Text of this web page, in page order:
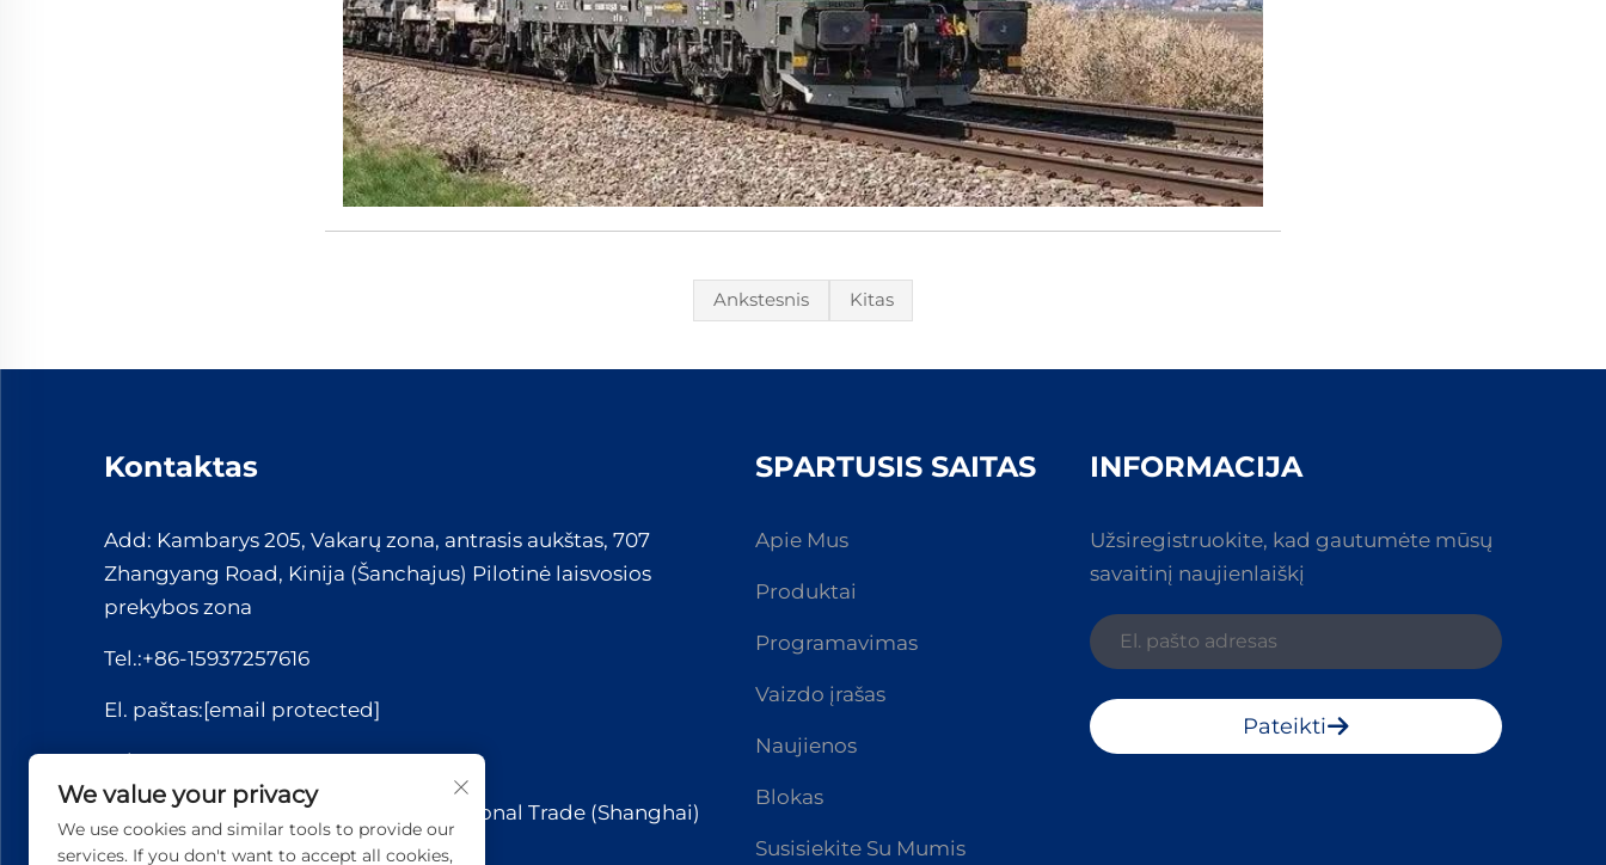
Ankstesnis Kitas
Kontaktas
Add: Kambarys 205, Vakarų zona, antrasis aukštas, 707
Zhangyang Road, Kinija (Šanchajus) Pilotinė laisvosios
prekybos zona
Tel.:+86-15937257616
El. paštas:[email protected]
WhatsApp:+86-15037221110
Autorių teisės © 2026 Yuerui International Trade (Shanghai)
Co., Ltd.. Visos teisės saugomos.
SPARTUSIS SAITAS
Apie Mus
Produktai
Programavimas
Vaizdo įrašas
Naujienos
Blokas
Susisiekite Su Mumis
INFORMACIJA
Užsiregistruokite, kad gautumėte mūsų
savaitinį naujienlaiškį
Pateikti
We value your privacy
We use cookies and similar tools to provide our
services. If you don't want to accept all cookies,